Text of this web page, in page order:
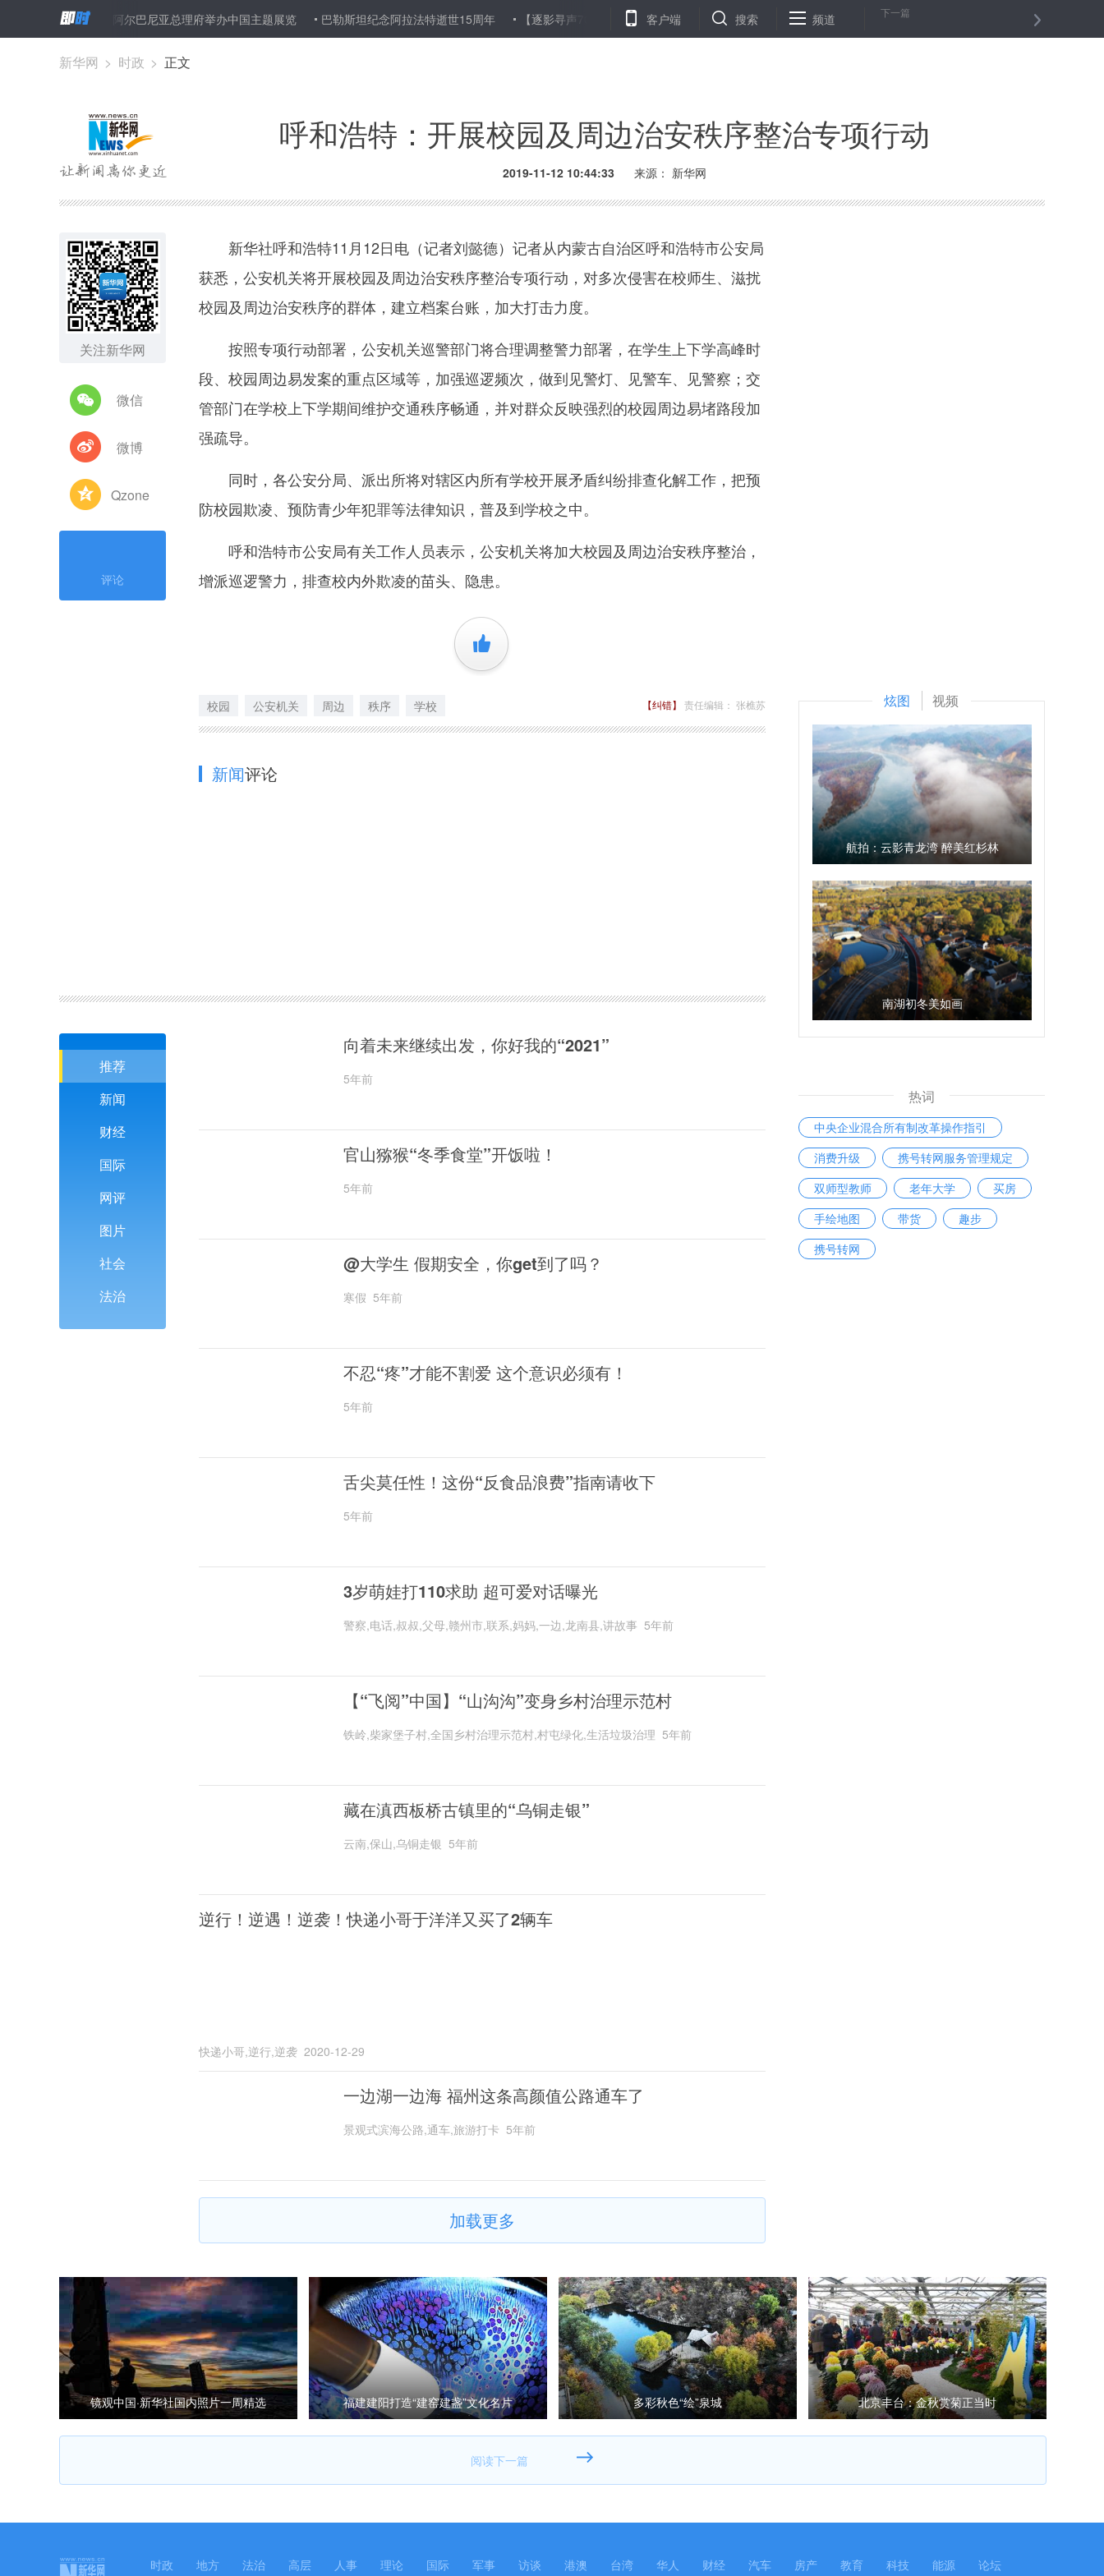
阿尔巴尼亚总理府举办中国主题展览 巴勒斯坦纪念阿拉法特逝世15周年 【逐影寻声70画】你是谁 为了谁 德国智库：世界经济景气指数跌至十年低点 新华时评：暖气片是全面小康的一支
客户端 搜索 频道 下一篇
新华网 > 时政 > 正文
呼和浩特：开展校园及周边治安秩序整治专项行动
2019-11-12 10:44:33 来源： 新华网
关注新华网
微信
微博
Qzone
评论
新华社呼和浩特11月12日电（记者刘懿德）记者从内蒙古自治区呼和浩特市公安局
获悉，公安机关将开展校园及周边治安秩序整治专项行动，对多次侵害在校师生、滋扰
校园及周边治安秩序的群体，建立档案台账，加大打击力度。
按照专项行动部署，公安机关巡警部门将合理调整警力部署，在学生上下学高峰时
段、校园周边易发案的重点区域等，加强巡逻频次，做到见警灯、见警车、见警察；交
管部门在学校上下学期间维护交通秩序畅通，并对群众反映强烈的校园周边易堵路段加
强疏导。
同时，各公安分局、派出所将对辖区内所有学校开展矛盾纠纷排查化解工作，把预
防校园欺凌、预防青少年犯罪等法律知识，普及到学校之中。
呼和浩特市公安局有关工作人员表示，公安机关将加大校园及周边治安秩序整治，
增派巡逻警力，排查校内外欺凌的苗头、隐患。
+1
校园 公安机关 周边 秩序 学校 【纠错】 责任编辑： 张樵苏
新闻评论
推荐
新闻
财经
国际
网评
图片
社会
法治
向着未来继续出发，你好我的“2021”
5年前
官山猕猴“冬季食堂”开饭啦！
5年前
@大学生 假期安全，你get到了吗？
寒假 5年前
不忍“疼”才能不割爱 这个意识必须有！
5年前
舌尖莫任性！这份“反食品浪费”指南请收下
5年前
3岁萌娃打110求助 超可爱对话曝光
警察,电话,叔叔,父母,赣州市,联系,妈妈,一边,龙南县,讲故事 5年前
【“飞阅”中国】“山沟沟”变身乡村治理示范村
铁岭,柴家堡子村,全国乡村治理示范村,村屯绿化,生活垃圾治理 5年前
藏在滇西板桥古镇里的“乌铜走银”
云南,保山,乌铜走银 5年前
逆行！逆遇！逆袭！快递小哥于洋洋又买了2辆车
快递小哥,逆行,逆袭 2020-12-29
一边湖一边海 福州这条高颜值公路通车了
景观式滨海公路,通车,旅游打卡 5年前
加载更多
炫图 视频
航拍：云影青龙湾 醉美红杉林
南湖初冬美如画
热词
中央企业混合所有制改革操作指引
消费升级
携号转网服务管理规定
双师型教师
老年大学
买房
手绘地图
带货
趣步
携号转网
镜观中国·新华社国内照片一周精选 福建建阳打造“建窑建盏”文化名片 多彩秋色“绘”泉城 北京丰台：金秋赏菊正当时
时政 地方 法治 高层 人事 理论 国际 军事 访谈 港澳 台湾 华人 财经 汽车 房产 教育 科技 能源 论坛